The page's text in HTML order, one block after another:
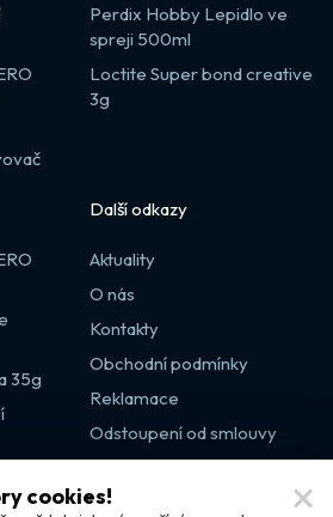
Perdix Hobby Lepidlo ve
spreji 500ml
Loctite Super bond creative
3g
35g
Další odkazy
Aktuality
O nás
Kontakty
Obchodní podmínky
Reklamace
Odstoupení od smlouvy
Výprodej
cookies!